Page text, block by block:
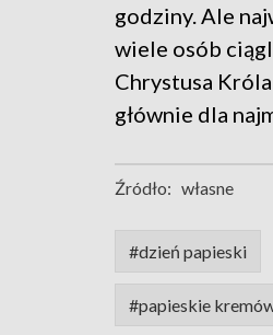
godziny. Ale
wiele osób
Chrystusa
głównie dla
Źródło: własne
#dzień papieski
#papieskie